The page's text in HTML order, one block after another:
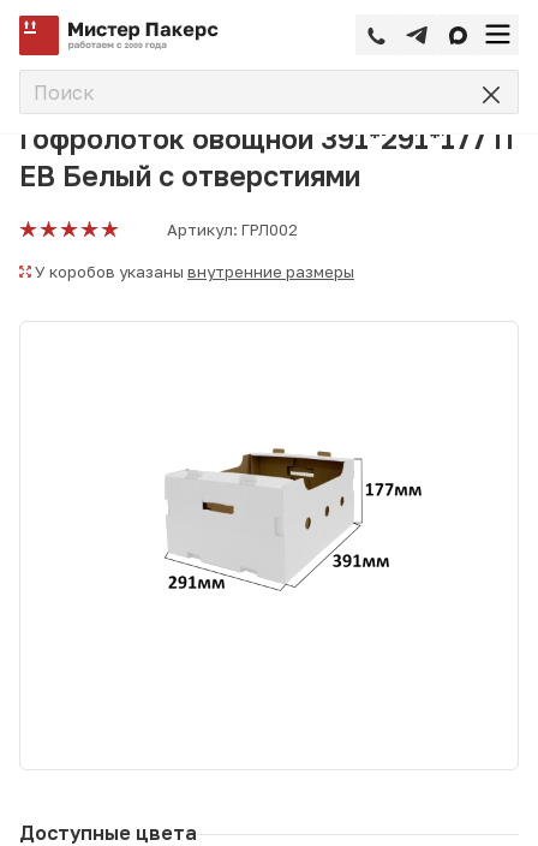
Главная
Гофролоток овощной 391*291*177 П
ЕВ Белый с отверстиями
Артикул: ГРЛ002
У коробов указаны внутренние размеры
Доступные цвета